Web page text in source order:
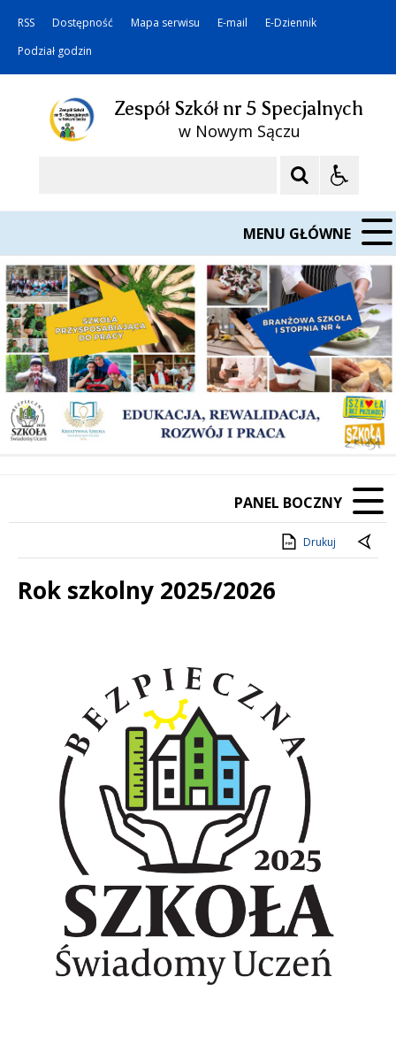
RSS Dostępność Mapa serwisu E-mail
E-Dziennik
Podział godzin
Zespół Szkół nr 5 Specjalnych
w Nowym Sączu
MENU GŁÓWNE
PANEL BOCZNY
Drukuj
Rok szkolny 2025/2026